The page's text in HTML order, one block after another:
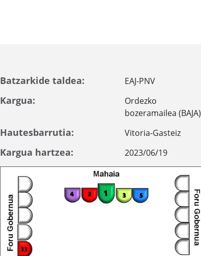
Batzarkide taldea: EAJ-PNV
Kargua:
Ordezko
bozeramailea (BAJA)
Hautesbarrutia: Vitoria-Gasteiz
Kargua hartzea: 2023/06/19